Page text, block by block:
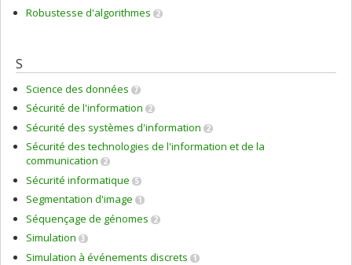
Robustesse d'algorithmes 2
S
Science des données 7
Sécurité de l'information 2
Sécurité des systèmes d'information 2
Sécurité des technologies de l'information et de la
communication 2
Sécurité informatique 5
Segmentation d'image 1
Séquençage de génomes 2
Simulation 3
Simulation à événements discrets 1